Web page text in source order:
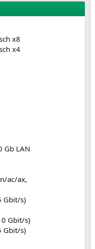
x8
x4
Gb LAN
ac/ax,
Gbit/s)
Gbit/s)
Gbit/s)